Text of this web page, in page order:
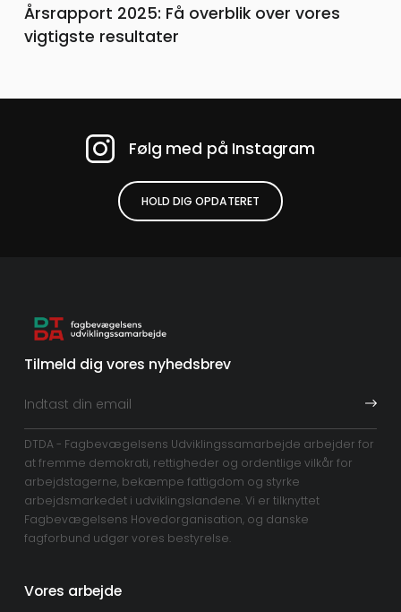
Årsrapport 2025: Få overblik over vores
vigtigste resultater
Følg med på Instagram
HOLD DIG OPDATERET
Tilmeld dig vores nyhedsbrev
DTDA - Fagbevægelsens Udviklingssamarbejde arbejder for
at fremme demokrati, rettigheder og ordentlige vilkår for
arbejdstagerne, bekæmpe fattigdom og styrke
arbejdsmarkedet i udviklingslandene. Vi er tilknyttet
Fagbevægelsens Hovedorganisation, og danske
fagforbund udgør vores bestyrelse.
Vores arbejde